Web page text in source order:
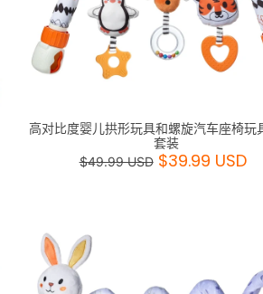
高对比度婴儿拱形玩具和螺旋汽车座椅玩
套装
$49.99 USD $39.99 USD